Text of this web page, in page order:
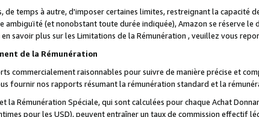
de temps à autre, d'imposer certaines limites, restreignant la capacité
ambiguïté (et nonobstant toute durée indiquée), Amazon se réserve
savoir plus sur les Limitations de la Rémunération , veuillez vous
de la Rémunération
commercialement raisonnables pour suivre de manière précise et
fournir nos rapports résumant la rémunération standard et la
la Rémunération Spéciale, qui sont calculées pour chaque Achat
pour les USD), peuvent entraîner un taux de commission effectif